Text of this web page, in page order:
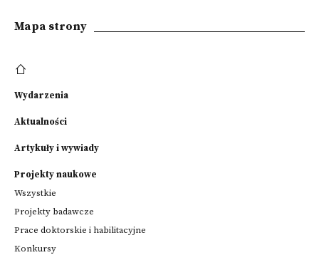
Mapa strony
Wydarzenia
Aktualności
Artykuły i wywiady
Projekty naukowe
Wszystkie
Projekty badawcze
Prace doktorskie i habilitacyjne
Konkursy